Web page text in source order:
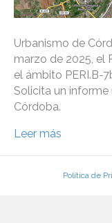
Urbanismo de
marzo de 2025, el
el ámbito PERI.B-
Solicita un informe
Córdoba.
Leer más
Política de